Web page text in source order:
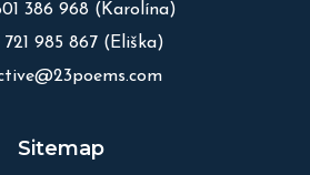
386 968(Karolína)
985 867(Eliška)
Sitemap